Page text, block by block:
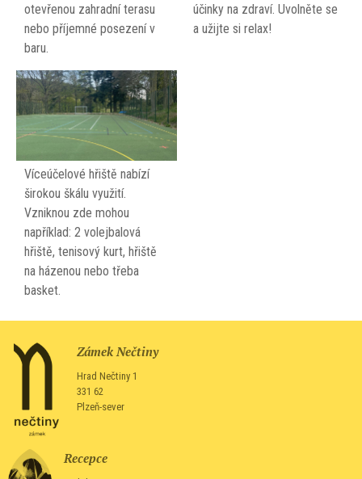
otevřenou zahradní terasu
nebo příjemné posezení v
baru.
účinky na zdraví. Uvolněte se
a užijte si relax!
Víceúčelové hřiště nabízí
širokou škálu využití.
Vzniknou zde mohou
například: 2 volejbalová
hřiště, tenisový kurt, hřiště
na házenou nebo třeba
basket.
Zámek Nečtiny
Hrad Nečtiny 1
331 62
Plzeň-sever
Recepce